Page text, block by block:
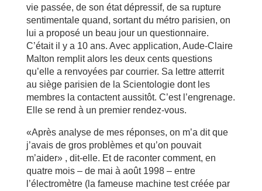
vie passée, de son état dépressif, de sa rupture
sentimentale quand, sortant du métro parisien, on
lui a proposé un beau jour un questionnaire.
C’était il y a 10 ans. Avec application, Aude-Claire
Malton remplit alors les deux cents questions
qu’elle a renvoyées par courrier. Sa lettre atterrit
au siège parisien de la Scientologie dont les
membres la contactent aussitôt. C’est l’engrenage.
Elle se rend à un premier rendez-vous.
«Après analyse de mes réponses, on m’a dit que
j’avais de gros problèmes et qu’on pouvait
m’aider» , dit-elle. Et de raconter comment, en
quatre mois – de mai à août 1998 – entre
l’électromètre (la fameuse machine test créée par